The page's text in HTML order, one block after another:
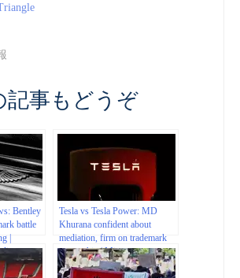
記事もどうぞ
Bentley
battle
|
Tesla vs Tesla Power: MD
Khurana confident about
mediation, firm on trademark
ownership | Mint